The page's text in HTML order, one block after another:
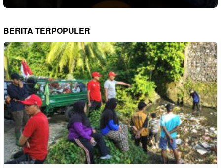
BERITA TERPOPULER